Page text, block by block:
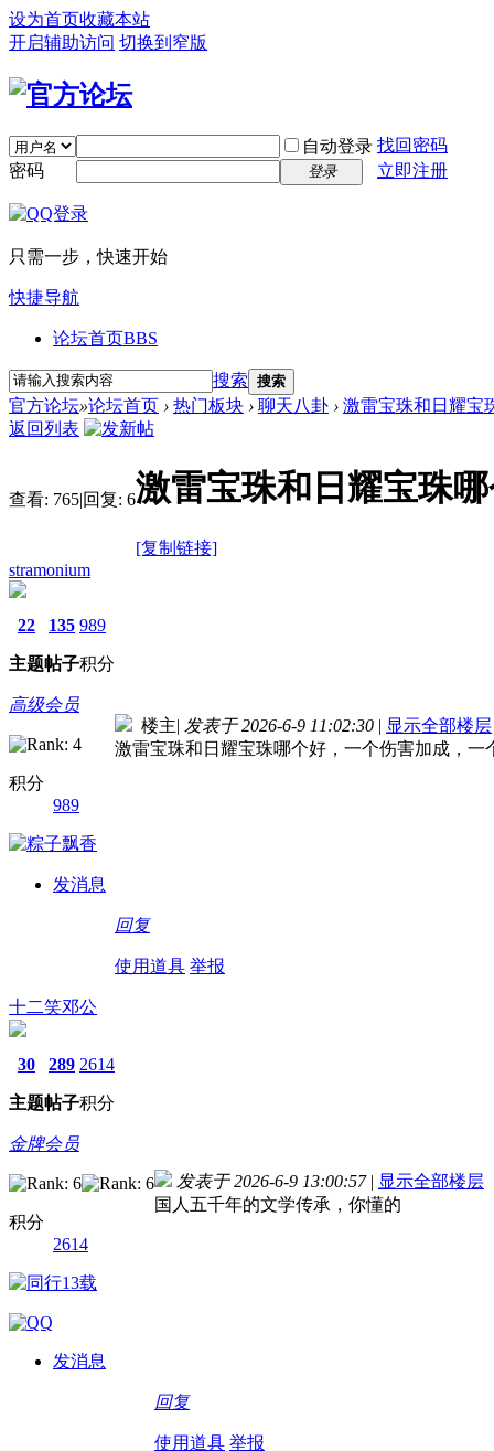
设为首页收藏本站
开启辅助访问 切换到窄版
自动登录 找回密码
密码
登录 立即注册
只需一步，快速开始
快捷导航
论坛首页BBS
搜索 搜索
官方论坛»论坛首页 › 热门板块 › 聊天八卦 › 激雷宝珠和日耀宝
返回列表
查看: 765|回复: 6激雷宝珠和日耀宝珠
[复制链接]
stramonium
22
主题
135
帖子
989
积分
高级会员
积分
989
发消息
楼主| 发表于 2026-6-9 11:02:30 | 显示全部楼层
激雷宝珠和日耀宝珠哪个好，一个伤害加成，一
回复
使用道具 举报
十二笑邓公
30
主题
289
帖子
2614
积分
金牌会员
积分
2614
发消息
发表于 2026-6-9 13:00:57 | 显示全部楼层
国人五千年的文学传承，你懂的
回复
使用道具 举报